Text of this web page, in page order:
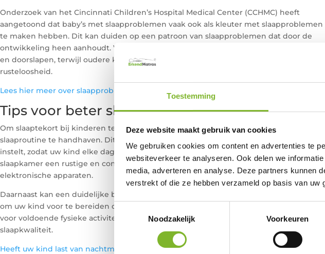
Toestemming
Deze website maakt gebruik van cookies
We gebruiken cookies om content en advertenties te
websiteverkeer te analyseren. Ook delen we
media, adverteren en analyse. Deze partners kunnen
verstrekt of die ze hebben verzameld op basis van uw
Toestemmingsselectie
Noodzakelijk
Voorkeuren
Onderzoek van het Cincinnati Children’s Hospital Medical Center (CCHMC) heeft
aangetoond dat baby’s met slaapproblemen vaak ook als kleuter met slaapproblemen
te maken hebben. Dit kan duiden op een patroon van slaapproblemen dat door de
ontwikkeling heen aanhoudt. Voor baby’s zijn de problemen vaak met in slaap vallen
en doorslapen, terwijl oudere kinderen vaker last hebben van nachtmerries en
rusteloosheid.
Lees hier meer over slaapproblemen van baby’s en peuters en hoe deze op te lossen.
Tips voor beter slapen
Om slaaptekort bij kinderen te bestrijden, is het belangrijk om een consistente
slaaproutine te handhaven. Dit houdt in dat u duidelijke bedtijden en wektijden
instelt, zodat uw kind elke dag dezelfde hoeveelheid slaap krijgt. Zorg ervoor dat de
slaapkamer een rustige en comfortabele omgeving biedt, vrij van afleidingen zoals
elektronische apparaten.
Daarnaast kan een duidelijke bedtijdroutine, zoals het voorlezen van een boek, helpen
om uw kind voor te bereiden op een goede nachtrust. Het is ook nuttig om te zorgen
voor voldoende fysieke activiteit gedurende de dag, wat kan bijdragen aan een betere
slaapkwaliteit.
Heeft uw kind last van nachtmerries? Lees hier meer over de oorzaken en oplossingen.